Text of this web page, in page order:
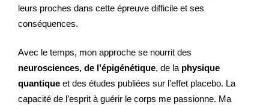
leurs proches dans cette épreuve difficile et ses
conséquences.
Avec le temps, mon approche se nourrit des
neurosciences, de l’épigénétique, de la physique
quantique et des études publiées sur l’effet placebo. La
capacité de l’esprit à guérir le corps me passionne. Ma